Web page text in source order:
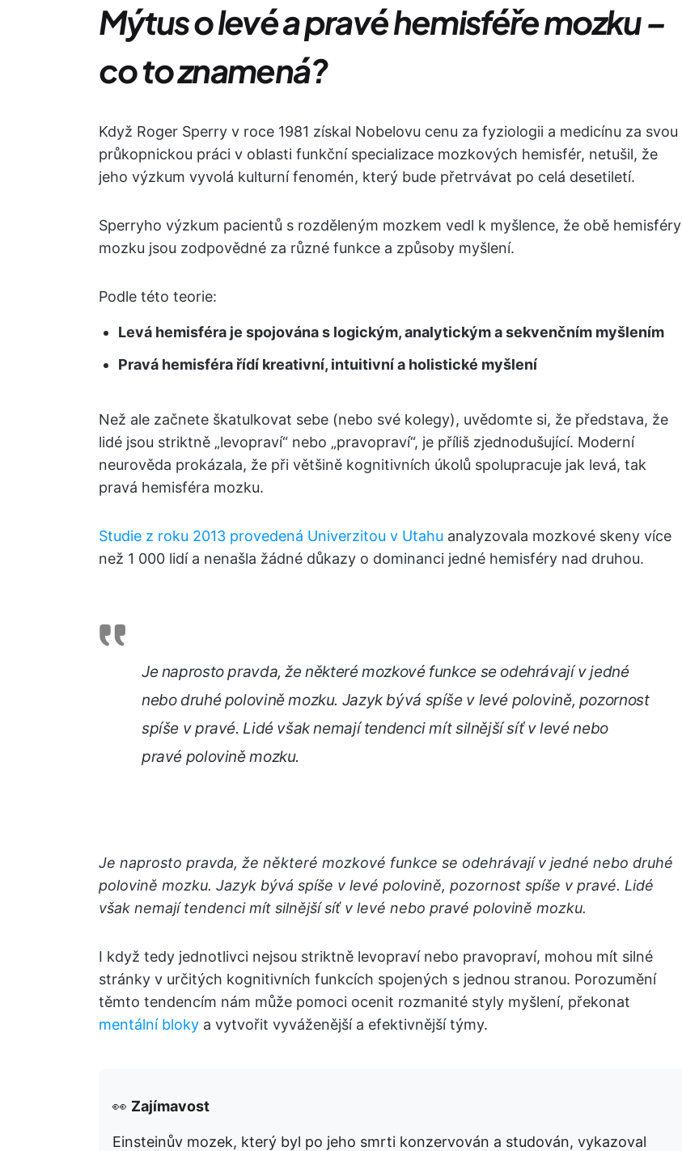
Mýtus o levé a pravé hemisféře mozku –
co to znamená?
Když Roger Sperry v roce 1981 získal Nobelovu cenu za fyziologii a medicínu za svou
průkopnickou práci v oblasti funkční specializace mozkových hemisfér, netušil, že
jeho výzkum vyvolá kulturní fenomén, který bude přetrvávat po celá desetiletí.
Sperryho výzkum pacientů s rozděleným mozkem vedl k myšlence, že obě hemisféry
mozku jsou zodpovědné za různé funkce a způsoby myšlení.
Podle této teorie:
Levá hemisféra je spojována s logickým, analytickým a sekvenčním myšlením
Pravá hemisféra řídí kreativní, intuitivní a holistické myšlení
Než ale začnete škatulkovat sebe (nebo své kolegy), uvědomte si, že představa, že
lidé jsou striktně „levopraví“ nebo „pravopraví“, je příliš zjednodušující. Moderní
neurověda prokázala, že při většině kognitivních úkolů spolupracuje jak levá, tak
pravá hemisféra mozku.
Studie z roku 2013 provedená Univerzitou v Utahu analyzovala mozkové skeny více
než 1 000 lidí a nenašla žádné důkazy o dominanci jedné hemisféry nad druhou.
Je naprosto pravda, že některé mozkové funkce se odehrávají v jedné
nebo druhé polovině mozku. Jazyk bývá spíše v levé polovině, pozornost
spíše v pravé. Lidé však nemají tendenci mít silnější síť v levé nebo
pravé polovině mozku.
Je naprosto pravda, že některé mozkové funkce se odehrávají v jedné nebo druhé
polovině mozku. Jazyk bývá spíše v levé polovině, pozornost spíše v pravé. Lidé
však nemají tendenci mít silnější síť v levé nebo pravé polovině mozku.
I když tedy jednotlivci nejsou striktně levopraví nebo pravopraví, mohou mít silné
stránky v určitých kognitivních funkcích spojených s jednou stranou. Porozumění
těmto tendencím nám může pomoci ocenit rozmanité styly myšlení, překonat
mentální bloky a vytvořit vyváženější a efektivnější týmy.
👀 Zajímavost
Einsteinův mozek, který byl po jeho smrti konzervován a studován, vykazoval